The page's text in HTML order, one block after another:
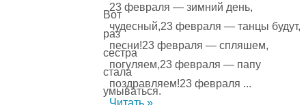
Вот
раз
сестра
стала
умываться.
23 февраля — зимний день,
чудесный,23 февраля — танцы будут,
песни!23 февраля — спляшем,
погуляем,23 февраля — папу
поздравляем!23 февраля ...
Читать »